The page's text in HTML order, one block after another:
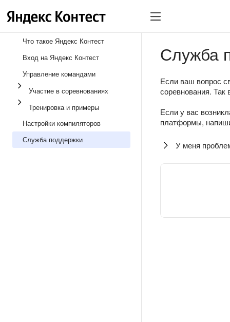
Что такое Яндекс Контест
Вход на Яндекс Контест
Управление командами
Участие в соревнованиях
Тренировка и примеры
Настройки компиляторов
Служба поддержки
Служба
Если ваш вопрос
соревнования. Так
Если у вас
платформы,
У меня